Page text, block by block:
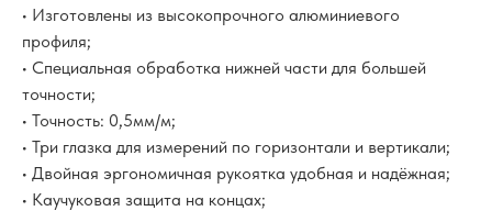
• Изготовлены из высокопрочного алюминиевого
профиля;
• Специальная обработка нижней части для большей
точности;
• Точность: 0,5мм/м;
• Три глазка для измерений по горизонтали и вертикали;
• Двойная эргономичная рукоятка удобная и надёжная;
• Каучуковая защита на концах;